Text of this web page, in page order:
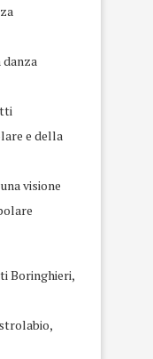
e della
visione
Boringhieri,